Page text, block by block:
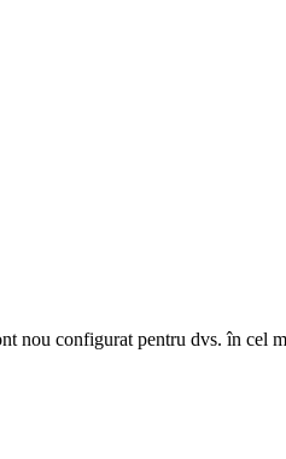
nou configurat pentru dvs. în cel